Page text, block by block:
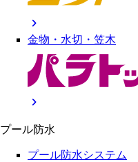
chevron_right
金物・水切・笠木
chevron_right
プール防水
プール防水システム